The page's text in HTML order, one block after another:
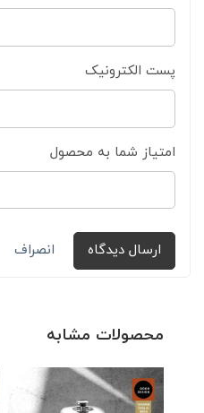
پست الکترونیک
امتیاز شما به محصول
ارسال دیدگاه انصراف
محصولات مشابه